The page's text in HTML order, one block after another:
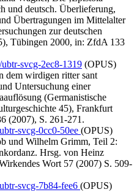
und deutsch. Überlieferung,
Übertragungen im Mittelalter
zur deutschen
Tübingen 2000, in: ZfdA 133
svcg-2ec8-1319 (OPUS)
dem wirdigen ritter sant
Untersuchung einer
(Germanistische
45), Frankfurt
(2007), S. 261-271.
svcg-0cc0-50ee (OPUS)
und Wilhelm Grimm, Teil 2:
Hrsg. von Heinz
Wort 57 (2007) S. 509-
svcg-7b84-fee6 (OPUS)